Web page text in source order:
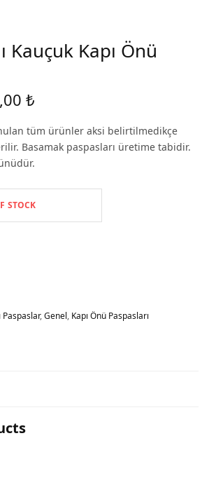
Kauçuk Kapı Önü
₺.
₺
199,00 ₺.
tüm ürünler aksi belirtilmedikçe
Basamak paspasları üretime tabidir.
STOCK
Paspaslar,Genel, Kapı Önü Paspasları